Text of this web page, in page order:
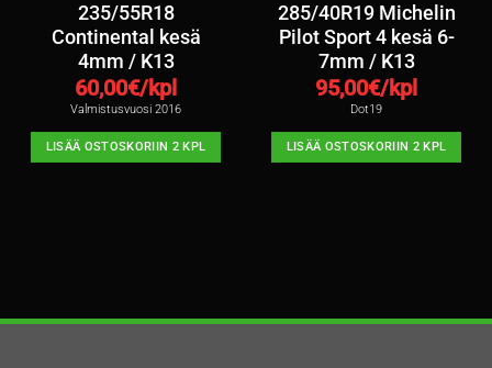
235/55R18
Continental kesä
4mm / K13
60,00€/kpl
Valmistusvuosi 2016
LISÄÄ OSTOSKORIIN 2 KPL
285/40R19 Michelin
Pilot Sport 4 kesä 6-
7mm / K13
95,00€/kpl
Dot19
LISÄÄ OSTOSKORIIN 2 KPL